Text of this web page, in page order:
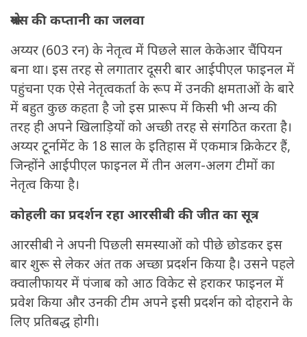
श्रेयस की कप्तानी का जलवा
अय्यर (603 रन) के नेतृत्व में पिछले साल केकेआर चैंपियन
बना था। इस तरह से लगातार दूसरी बार आईपीएल फाइनल में
पहुंचना एक ऐसे नेतृत्वकर्ता के रूप में उनकी क्षमताओं के बारे
में बहुत कुछ कहता है जो इस प्रारूप में किसी भी अन्य की
तरह ही अपने खिलाड़ियों को अच्छी तरह से संगठित करता है।
अय्यर टूर्नामेंट के 18 साल के इतिहास में एकमात्र क्रिकेटर हैं,
जिन्होंने आईपीएल फाइनल में तीन अलग-अलग टीमों का
नेतृत्व किया है।
कोहली का प्रदर्शन रहा आरसीबी की जीत का सूत्र
आरसीबी ने अपनी पिछली समस्याओं को पीछे छोडकर इस
बार शुरू से लेकर अंत तक अच्छा प्रदर्शन किया है। उसने पहले
क्वालीफायर में पंजाब को आठ विकेट से हराकर फाइनल में
प्रवेश किया और उनकी टीम अपने इसी प्रदर्शन को दोहराने के
लिए प्रतिबद्ध होगी।